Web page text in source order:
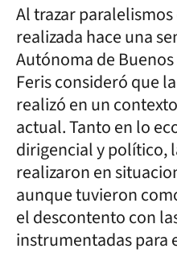
Al trazar
realizada hace una
Autónoma de
Feris consideró que
realizó en un
actual. Tanto en lo
dirigencial y político,
realizaron en
aunque tuvieron
el descontento con
instrumentadas para